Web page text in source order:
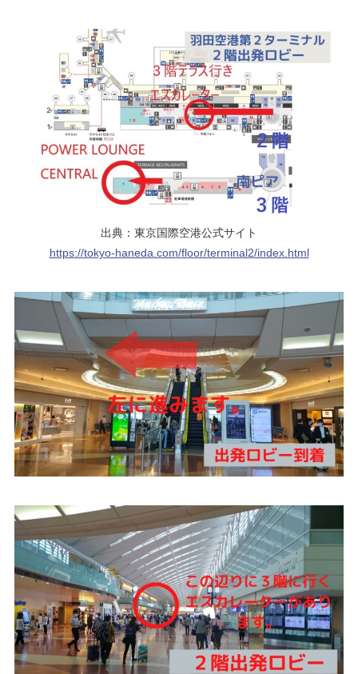
出典：東京国際空港公式サイト
https://tokyo-haneda.com/floor/terminal2/index.html